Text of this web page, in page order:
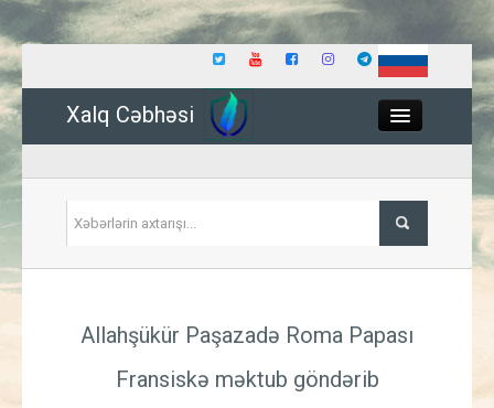
Xalq Cəbhəsi
İqtisadiyyat
Allahşükür Paşazadə Roma Papası
Fransiskə məktub göndərib